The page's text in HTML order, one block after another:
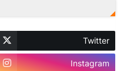
Twitter
Instagram